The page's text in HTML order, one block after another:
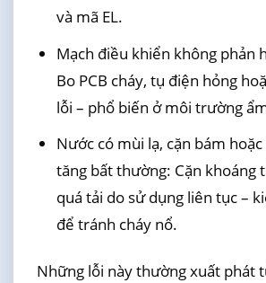
và mã EL.
Mạch điều khiển không phản
Bo PCB cháy, tụ điện hỏng
lỗi – phổ biến ở môi trường
Nước có mùi lạ, cặn bám
tăng bất thường: Cặn khoáng
quá tải do sử dụng liên tục –
để tránh cháy nổ.
Những lỗi này thường xuất phát